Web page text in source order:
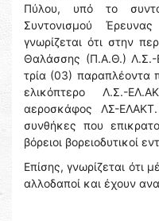
Πύλου, υπό το
Συντονισμού
γνωρίζεται ότι στην
Θαλάσσης (Π.Α.Θ.) Λ.Σ.-
τρία (03) παραπλέοντα
ελικόπτερο Λ.Σ.-
αεροσκάφος ΛΣ-ΕΛΑΚΤ.
συνθήκες που
βόρειοι βορειοδυτικοί
Επίσης, γνωρίζεται ότι
αλλοδαποί και έχουν